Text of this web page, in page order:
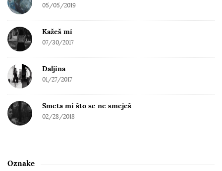
05/05/2019
Kažeš mi
07/30/2017
Daljina
01/27/2017
Smeta mi što se ne smeješ
02/28/2018
Oznake